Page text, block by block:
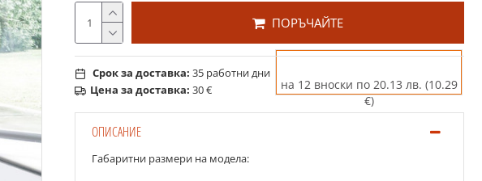
Срок за доставка: 35 работни дни
Цена за доставка: 30 €
ПОРЪЧАЙТЕ
на 12 вноски по 20.13 лв. (10.29
€)
ОПИСАНИЕ
Габаритни размери на модела: